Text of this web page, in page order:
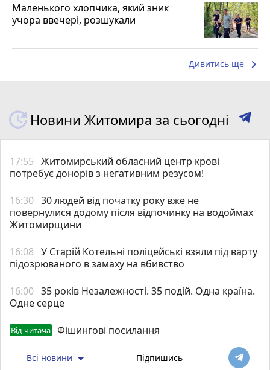
Маленького хлопчика, який зник
учора ввечері, розшукали
Дивитись ще keyboard_arrow_right
Новини Житомира за сьогодні
17:55 Житомирський обласний центр крові
потребує донорів з негативним резусом!
16:30 30 людей від початку року вже не
повернулися додому після відпочинку на водоймах
Житомирщини
16:08 У Старій Котельні поліцейські взяли під варту
підозрюваного в замаху на вбивство
16:00 35 років Незалежності. 35 подій. Одна країна.
Одне серце
Від читача Фішингові посилання
Всі новини Підпишись